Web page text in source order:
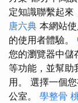
定知識聯繫起來
唐六典 本網站
的使用者體驗。
您的瀏覽器中儲
等功能，並幫助
用。 選擇一個
公室。 學整骨